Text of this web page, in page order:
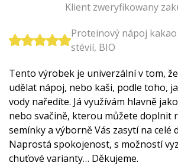
Klient zweryfikowany
Proteinový nápoj
stévií, BIO
Tento výrobek je univerzální v tom,
udělat nápoj, nebo kaši, podle toho,
vody naředíte. Já využívám hlavně
nebo svačině, kterou můžete doplnit
semínky a výborně Vás zasytí na celé
Naprostá spokojenost, s možností
chuťové varianty… Děkujeme.